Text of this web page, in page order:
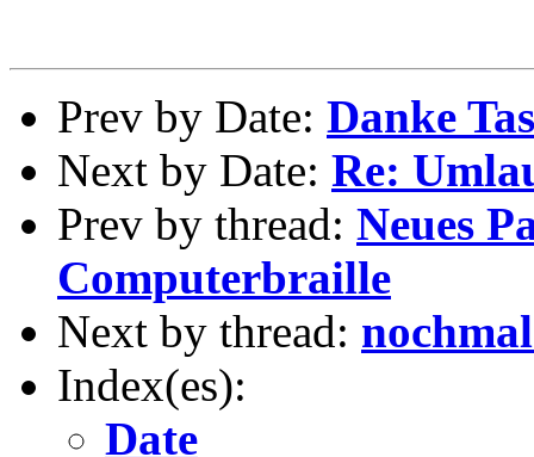
Prev by Date: Danke
Next by Date: Re:
Prev by thread: Neues
Computerbraille
Next by thread:
Index(es):
Date